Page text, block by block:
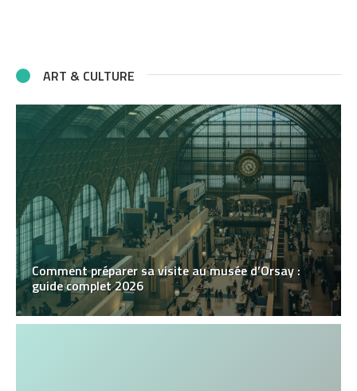
ART & CULTURE
Comment préparer sa visite au musée d’Orsay :
guide complet 2026